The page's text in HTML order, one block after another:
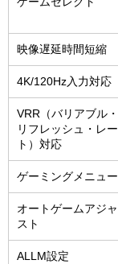
映像遅延時間短縮
4K/120Hz入力対応
VRR（バリアブル・
リフレッシュ・レー
ト）対応
ゲーミングメニュー
オートゲームアジャ
スト
ALLM設定